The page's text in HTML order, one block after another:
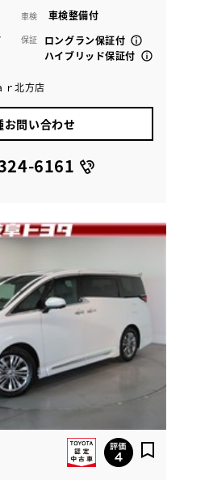
車検 車検整備付
保証
ロングラン保証付
ハイブリッド保証付
北方店
お問い合わせ
6161